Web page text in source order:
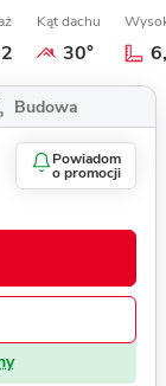
2
Kąt dachu
30°
Budowa
Powiadom
o promocji